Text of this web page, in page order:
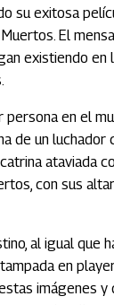
su exitosa
El
existiendo en
persona en el
de un luchador
ataviada
con sus
al igual que
en
imágenes y